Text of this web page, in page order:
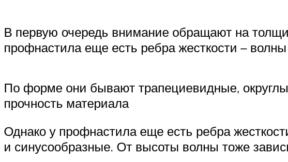
В первую очередь внимание обращают на
профнастила еще есть ребра жесткости – волны
По форме они бывают трапециевидные,
прочность материала
Однако у профнастила еще есть ребра
и синусообразные. От высоты волны тоже